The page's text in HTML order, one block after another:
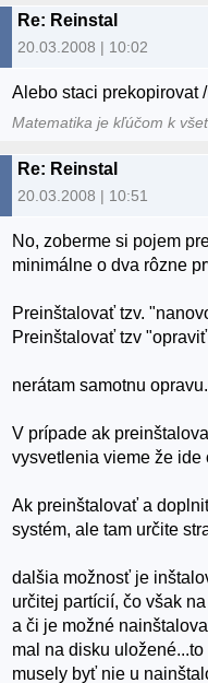
Re: Reinstal
20.03.2008 | 10:02
Alebo staci prekopirovat
Matematika je kľúčom k
Re: Reinstal
20.03.2008 | 10:51
No, zoberme si pojem
minimálne o dva rôzne
Preinštalovať tzv.
Preinštalovať tzv
nerátam samotnu opravu.
V prípade ak
vysvetlenia vieme že ide
Ak preinštalovať a
systém, ale tam určite
dalšia možnosť je
určitej partícií, čo však
a či je možné
mal na disku
musely byť nie u